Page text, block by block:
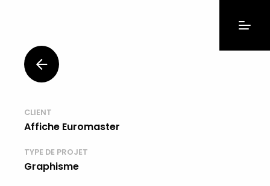
CLIENT
Affiche Euromaster
TYPE DE PROJET
Graphisme